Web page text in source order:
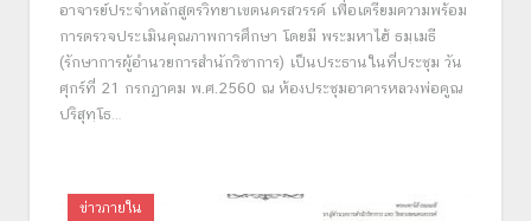
อาจารย์ประจำหลักสูตรวิทยาเขตนครสวรรค์ เพื่อเตรียมความพร้อม
การตรวจประเมินคุณภาพการศึกษา โดยมี พระมหาไฮ้ ธมฺเมธี
(รักษาการผู้อำนวยการสำนักวิชาการ) เป็นประธานในที่ประชุม วัน
ศุกร์ที่ 21 กรกฏาคม พ.ศ.2560 ณ ห้องประชุมอาคารหลวงพ่อคูณ
ปริสุทฺโธ…
ข่าวภายใน